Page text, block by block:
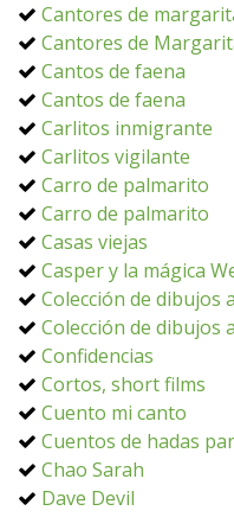
Cantores de
Cantores de
Cantos de faena
Cantos de faena
Carlitos inmigrante
Carlitos vigilante
Carro de palmarito
Carro de palmarito
Casas viejas
Casper y la mágica
Colección de dibujos
Colección de dibujos
Confidencias
Cortos, short films
Cuento mi canto
Cuentos de hadas
Chao Sarah
Dave Devil